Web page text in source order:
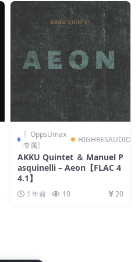
〖OppsUmax
专属〗
HIGHRESAUDIO
AKKU Quintet ＆ Manuel P
asquinelli – Aeon【FLAC 4
4.1】
1 年前 10 20